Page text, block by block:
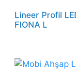
Lineer Profil
FIONA L